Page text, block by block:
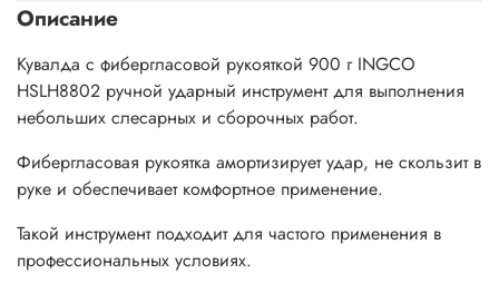
Описание
Кувалда с фибергласовой рукояткой 900 г INGCO
HSLH8802 ручной ударный инструмент для выполнения
небольших слесарных и сборочных работ.
Фибергласовая рукоятка амортизирует удар, не скользит в
руке и обеспечивает комфортное применение.
Такой инструмент подходит для частого применения в
профессиональных условиях.